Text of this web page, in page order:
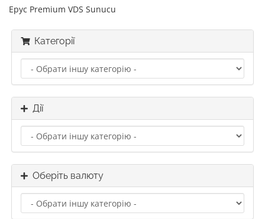
Epyc Premium VDS Sunucu
Категорії
Дії
Оберіть валюту